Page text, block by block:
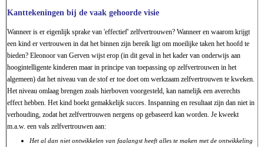
Kanttekeningen bij de vaak gehoorde visie
Wanneer is er eigenlijk sprake van 'effectief' zelfvertrouwen? Wanneer en waarom krijgt
een kind er vertrouwen in dat het binnen zijn bereik ligt om moeilijke taken het hoofd te
bieden? Eleonoor van Gerven wijst erop (in dit geval in het kader van onderwijs aan
hoogintelligente kinderen maar in principe van toepassing op zelfvertrouwen in het
algemeen) dat het niveau van de stof er toe doet om werkzaam zelfvertrouwen te kweken.
Het niveau omlaag brengen zoals hierboven voorgesteld, kan namelijk een averechts
effect hebben. Het kind boekt gemakkelijk succes. Inspanning en resultaat zijn dan niet in
verhouding, zodat het zelfvertrouwen nergens op gebaseerd kan worden. Je kweekt
m.a.w. een vals zelfvertrouwen aan:
Het al dan niet ontwikkelen van faalangst heeft alles te maken met de ontwikkeling